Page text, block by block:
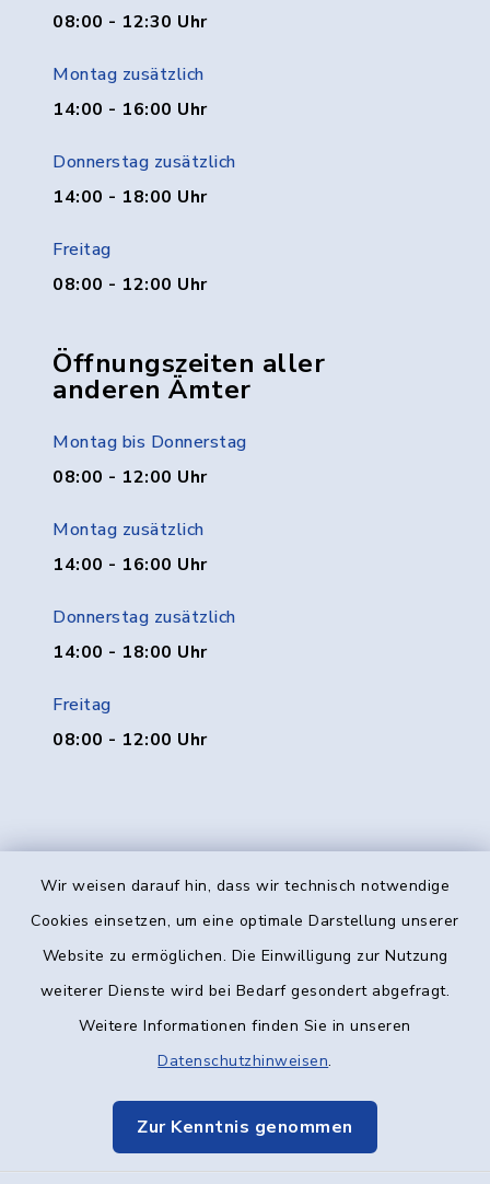
Wir weisen darauf hin, dass wir technisch notwendige
Cookies einsetzen, um eine optimale Darstellung unserer
Website zu ermöglichen. Die Einwilligung zur Nutzung
weiterer Dienste wird bei Bedarf gesondert abgefragt.
Weitere Informationen finden Sie in unseren
Datenschutzhinweisen.
Zur Kenntnis genommen
08:00 - 12:30 Uhr
Montag zusätzlich
14:00 - 16:00 Uhr
Donnerstag zusätzlich
14:00 - 18:00 Uhr
Freitag
08:00 - 12:00 Uhr
Öffnungszeiten aller
anderen Ämter
Montag bis Donnerstag
08:00 - 12:00 Uhr
Montag zusätzlich
14:00 - 16:00 Uhr
Donnerstag zusätzlich
14:00 - 18:00 Uhr
Freitag
08:00 - 12:00 Uhr
Kontakt
Datenschutz
Elektronische Kommunikation